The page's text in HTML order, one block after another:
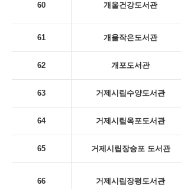
60 개울건강도서관
61 개울작은도서관
62 개포도서관
63 거제시립수양도서관
64 거제시립옥포도서관
65 거제시립장승포 도서관
66 거제시립장평도서관